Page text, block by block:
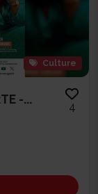
Culture
-...
4